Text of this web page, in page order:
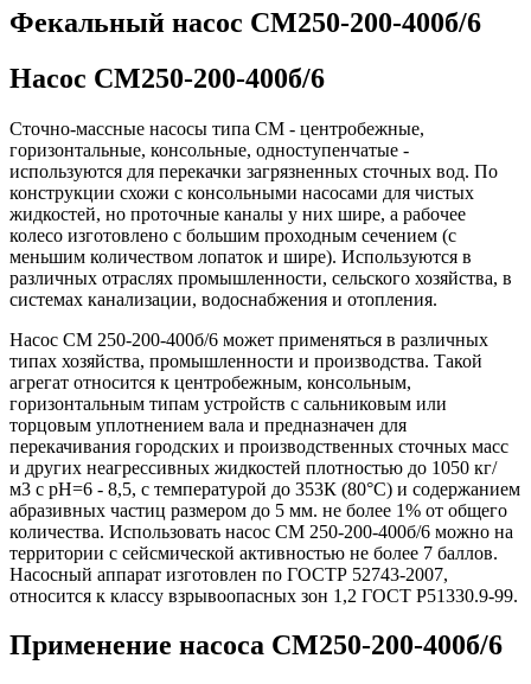
Фекальный насос СМ250-200-400б/6
Насос СМ250-200-400б/6
Сточно-массные насосы типа СМ - центробежные,
горизонтальные, консольные, одноступенчатые -
используются для перекачки загрязненных сточных вод. По
конструкции схожи с консольными насосами для чистых
жидкостей, но проточные каналы у них шире, а рабочее
колесо изготовлено с большим проходным сечением (с
меньшим количеством лопаток и шире). Используются в
различных отраслях промышленности, сельского хозяйства, в
системах канализации, водоснабжения и отопления.
Насос СМ 250-200-400б/6 может применяться в различных
типах хозяйства, промышленности и производства. Такой
агрегат относится к центробежным, консольным,
горизонтальным типам устройств с сальниковым или
торцовым уплотнением вала и предназначен для
перекачивания городских и производственных сточных масс
и других неагрессивных жидкостей плотностью до 1050 кг/
м3 с рН=6 - 8,5, с температурой до 353К (80°С) и содержанием
абразивных частиц размером до 5 мм. не более 1% от общего
количества. Использовать насос СМ 250-200-400б/6 можно на
территории с сейсмической активностью не более 7 баллов.
Насосный аппарат изготовлен по ГОСТР 52743-2007,
относится к классу взрывоопасных зон 1,2 ГОСТ Р51330.9-99.
Применение насоса СМ250-200-400б/6